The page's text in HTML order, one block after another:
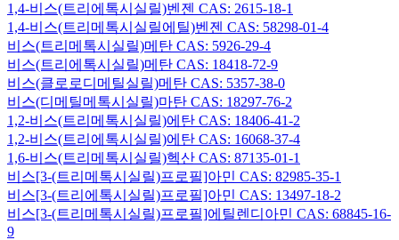
1,4-비스(트리에톡시실릴)벤젠 CAS: 2615-18-1
1,4-비스(트리메톡시실릴에틸)벤젠 CAS: 58298-01-4
비스(트리메톡시실릴)메탄 CAS: 5926-29-4
비스(트리에톡시실릴)메탄 CAS: 18418-72-9
비스(클로로디메틸실릴)메탄 CAS: 5357-38-0
비스(디메틸메톡시실릴)마탄 CAS: 18297-76-2
1,2-비스(트리메톡시실릴)에탄 CAS: 18406-41-2
1,2-비스(트리에톡시실릴)에탄 CAS: 16068-37-4
1,6-비스(트리메톡시실릴)헥산 CAS: 87135-01-1
비스[3-(트리메톡시실릴)프로필]아민 CAS: 82985-35-1
비스[3-(트리에톡시실릴)프로필]아민 CAS: 13497-18-2
비스[3-(트리메톡시실릴)프로필]에틸렌디아민 CAS: 68845-16-
9